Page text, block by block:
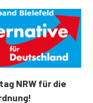
NRW für die